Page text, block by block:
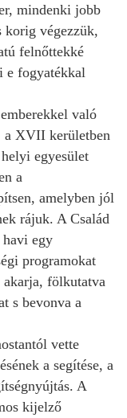
mindenki jobb
korig végezzük,
felnőttekké
e fogyatékkal
való
a XVII kerületben
egyesület
a
amelyben jól
rájuk. A Család
egy
programokat
fölkutatva
s bevonva a
vette
a segítése, a
A
kijelző